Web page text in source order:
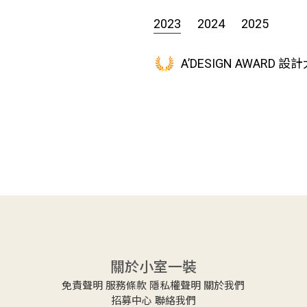
2023 2024 2025
A’DESIGN AWARD 設
關於小室一裝
免責聲明 服務條款 隱私權聲明 關於我們
招募中心 聯絡我們